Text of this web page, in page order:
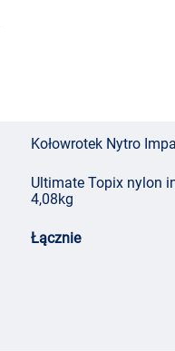
Kołowrotek Nytro
Ultimate Topix nylon
4,08kg
Łącznie